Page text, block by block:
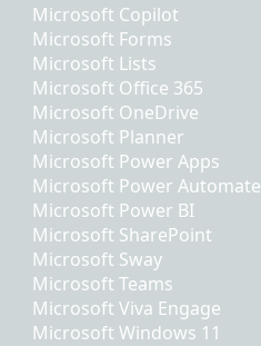
Microsoft Copilot
Microsoft Forms
Microsoft Lists
Microsoft Office 365
Microsoft OneDrive
Microsoft Planner
Microsoft Power Apps
Microsoft Power Automate
Microsoft Power BI
Microsoft SharePoint
Microsoft Sway
Microsoft Teams
Microsoft Viva Engage
Microsoft Windows 11